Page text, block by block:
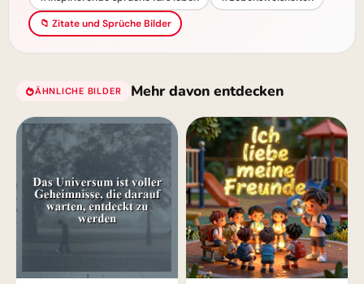
📁 Zitate und Sprüche Bilder
ÄHNLICHE BILDER Mehr davon entdecken